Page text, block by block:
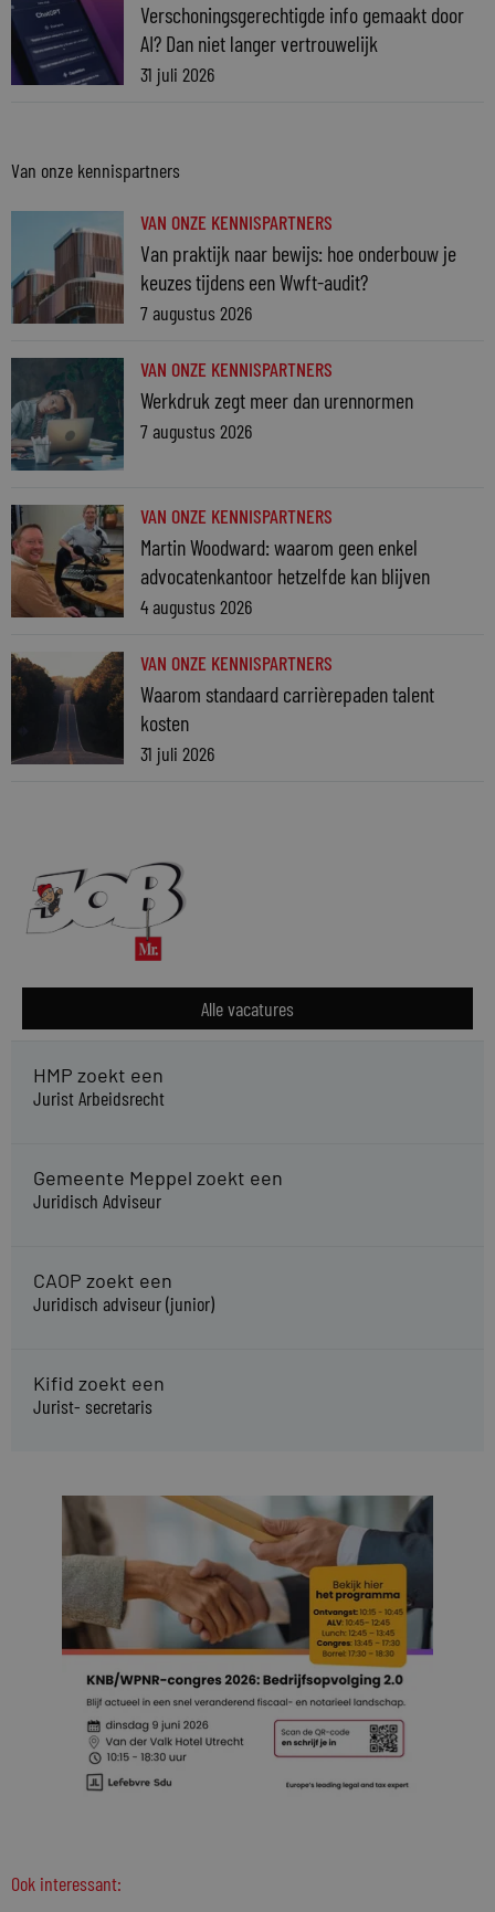
Verschoningsgerechtigde info gemaakt door
AI? Dan niet langer vertrouwelijk
31 juli 2026
Van onze kennispartners
VAN ONZE KENNISPARTNERS
Van praktijk naar bewijs: hoe onderbouw je
keuzes tijdens een Wwft-audit?
7 augustus 2026
VAN ONZE KENNISPARTNERS
Werkdruk zegt meer dan urennormen
7 augustus 2026
VAN ONZE KENNISPARTNERS
Martin Woodward: waarom geen enkel
advocatenkantoor hetzelfde kan blijven
4 augustus 2026
VAN ONZE KENNISPARTNERS
Waarom standaard carrièrepaden talent
kosten
31 juli 2026
Alle vacatures
HMP zoekt een
Jurist Arbeidsrecht
Gemeente Meppel zoekt een
Juridisch Adviseur
CAOP zoekt een
Juridisch adviseur (junior)
Kifid zoekt een
Jurist- secretaris
Ook interessant: